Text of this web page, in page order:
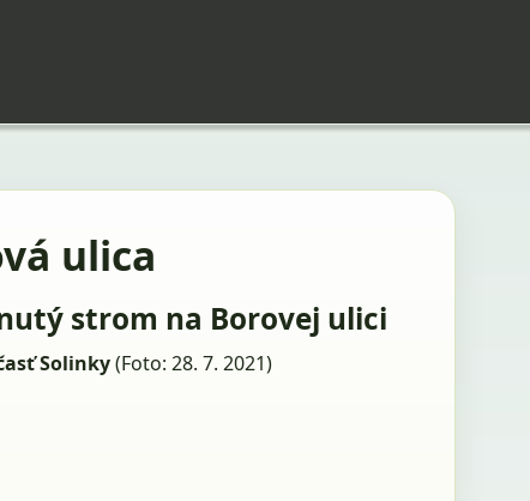
ulica
strom na Borovej ulici
Solinky(Foto: 28. 7. 2021)